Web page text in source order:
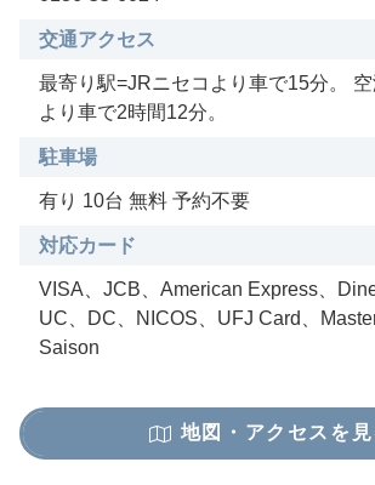
交通アクセス
最寄り駅=JRニセコより車で15分。
より車で2時間12分。
駐車場
有り 10台 無料 予約不要
対応カード
VISA、JCB、American Express、
UC、DC、NICOS、UFJ Card、Master
Saison
地図・アクセスを見